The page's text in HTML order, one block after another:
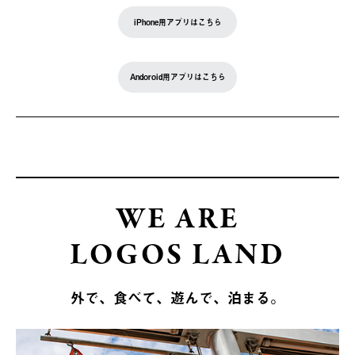
iPhone用アプリはこちら
Andoroid用アプリはこちら
WE ARE
LOGOS LAND
外で、食べて、遊んで、泊まる。